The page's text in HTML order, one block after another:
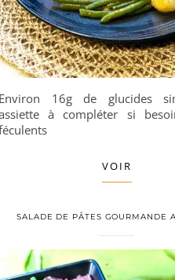
Environ 16g de glucides
à compléter si
VOIR
SALADE DE PÂTES GOURMANDE